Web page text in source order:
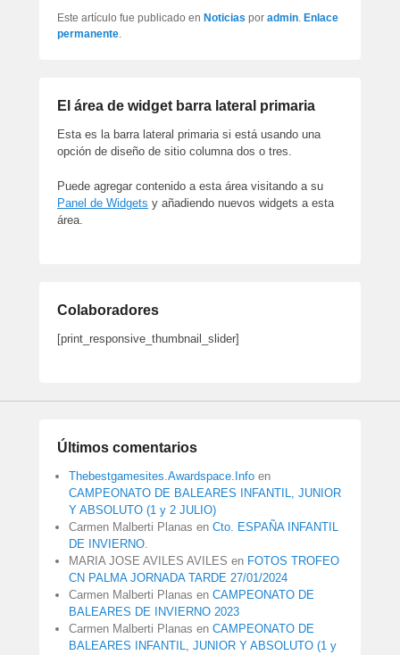
Este artículo fue publicado en Noticias por admin. Enlace
permanente.
El área de widget barra lateral primaria
Esta es la barra lateral primaria si está usando una
opción de diseño de sitio columna dos o tres.
Puede agregar contenido a esta área visitando a su
Panel de Widgets y añadiendo nuevos widgets a esta
área.
Colaboradores
[print_responsive_thumbnail_slider]
Últimos comentarios
Thebestgamesites.Awardspace.Info en
CAMPEONATO DE BALEARES INFANTIL, JUNIOR
Y ABSOLUTO (1 y 2 JULIO)
Carmen Malberti Planas en Cto. ESPAÑA INFANTIL
DE INVIERNO.
MARIA JOSE AVILES AVILES en FOTOS TROFEO
CN PALMA JORNADA TARDE 27/01/2024
Carmen Malberti Planas en CAMPEONATO DE
BALEARES DE INVIERNO 2023
Carmen Malberti Planas en CAMPEONATO DE
BALEARES INFANTIL, JUNIOR Y ABSOLUTO (1 y